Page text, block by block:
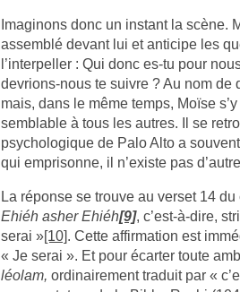
Imaginons donc un instant la scène.
assemblé devant lui et anticipe les
l’interpeller : Qui donc es-tu pour
devrions-nous te suivre ? Au nom de
mais, dans le même temps, Moïse
semblable à tous les autres. Il se
psychologique de Palo Alto a
qui emprisonne, il n’existe pas
La réponse se trouve au verset 14 du
Ehiéh asher Ehiéh[9], c’est-à-dire,
serai »[10]. Cette affirmation est
« Je serai ». Et pour écarter toute
léolam, ordinairement traduit par «